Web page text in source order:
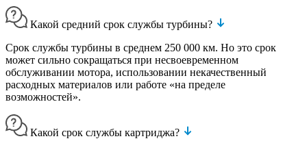
Какой средний срок службы турбины?
Срок службы турбины в среднем 250 000 км. Но это срок
может сильно сокращаться при несвоевременном
обслуживании мотора, использовании некачественный
расходных материалов или работе «на пределе
возможностей».
Какой срок службы картриджа?